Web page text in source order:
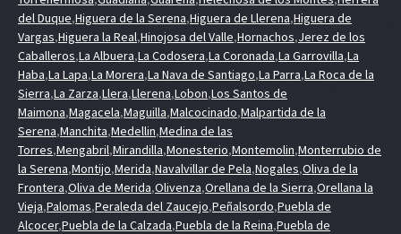
del Duque,Higuera de la Serena,Higuera de Llerena,Higuera de
Vargas,Higuera la Real,Hinojosa del Valle,Hornachos,Jerez de los
Caballeros,La Albuera,La Codosera,La Coronada,La Garrovilla,La
Haba,La Lapa,La Morera,La Nava de Santiago,La Parra,La Roca de la
Sierra,La Zarza,Llera,Llerena,Lobon,Los Santos de
Maimona,Magacela,Maguilla,Malcocinado,Malpartida de la
Serena,Manchita,Medellin,Medina de las
Torres,Mengabril,Mirandilla,Monesterio,Montemolin,Monterrubio de
la Serena,Montijo,Merida,Navalvillar de Pela,Nogales,Oliva de la
Frontera,Oliva de Merida,Olivenza,Orellana de la Sierra,Orellana la
Vieja,Palomas,Peraleda del Zaucejo,Peñalsordo,Puebla de
Alcocer,Puebla de la Calzada,Puebla de la Reina,Puebla de